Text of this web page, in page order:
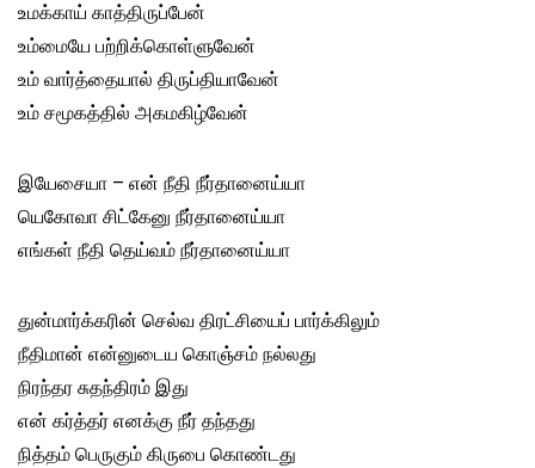
உமக்காய் காத்திருப்பேன்
உம்மையே பற்றிக்கொள்ளுவேன்
உம் வார்த்தையால் திருப்தியாவேன்
உம் சமூகத்தில் அகமகிழ்வேன்
இயேசையா – என் நீதி நீர்தானைய்யா
யெகோவா சிட்கேனு நீர்தானைய்யா
எங்கள் நீதி தெய்வம் நீர்தானைய்யா
துன்மார்க்கரின் செல்வ திரட்சியைப் பார்க்கிலும்
நீதிமான் என்னுடைய கொஞ்சம் நல்லது
நிரந்தர சுதந்திரம் இது
என் கர்த்தர் எனக்கு நீர் தந்தது
நித்தம் பெருகும் கிருபை கொண்டது